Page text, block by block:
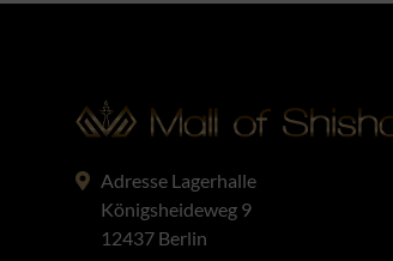
Adresse Lagerhalle
Königsheideweg 9
12437 Berlin